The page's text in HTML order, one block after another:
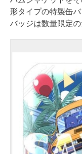
形タイプの特製缶
バッジは数量限定